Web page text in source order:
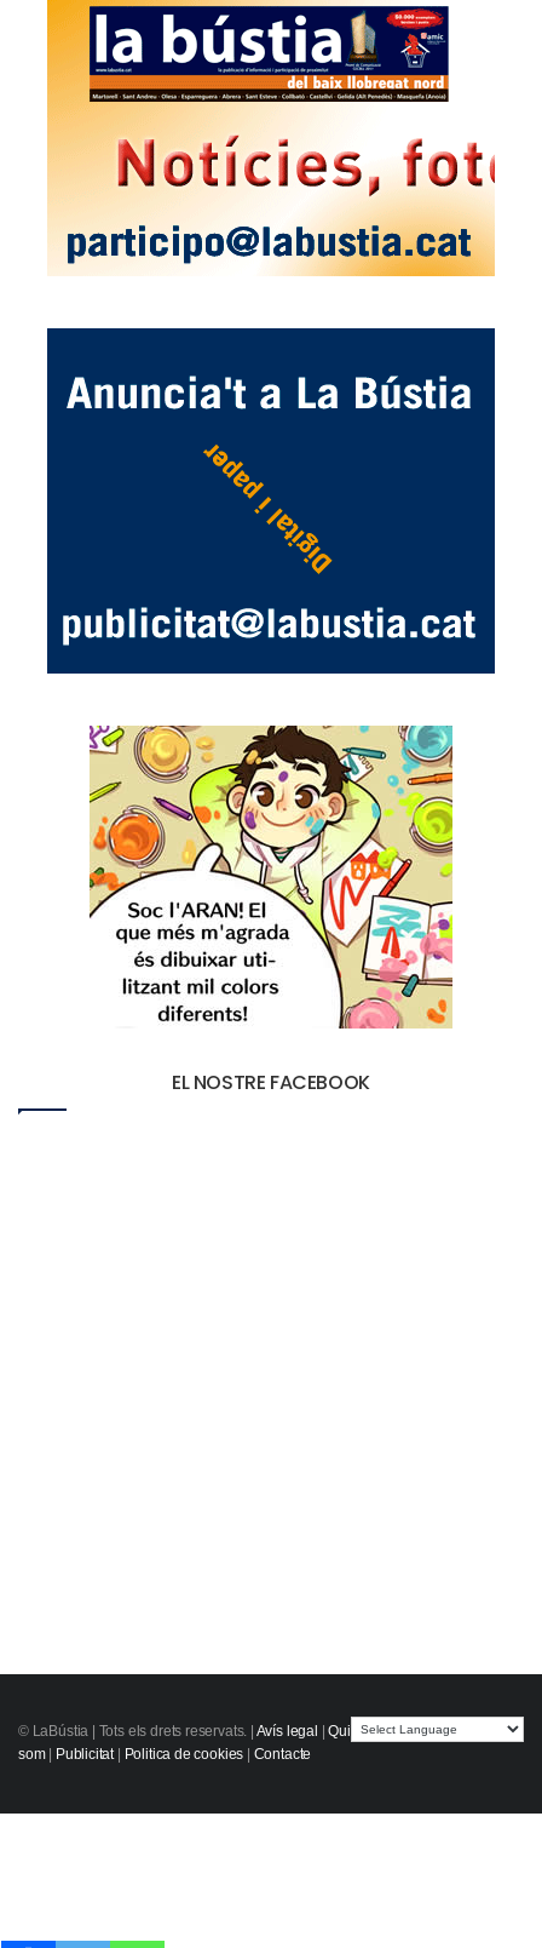
EL NOSTRE FACEBOOK
© LaBústia | Tots els drets reservats. Avís legal |Qui
som| Publicitat| Politica de cookies Contacte